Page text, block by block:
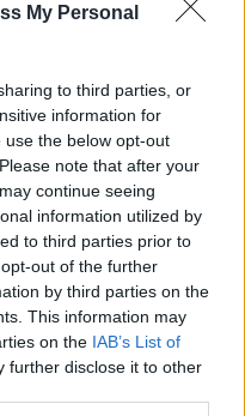
My Personal
to third parties, or
information for
the below opt-out
note that after your
continue seeing
information utilized by
to third parties prior to
out of the further
by third parties on the
This information may
on the IAB’s List of
further disclose it to other
περισσότερο!
που ξεχωρίζουν για
τους ποιότητα.
BRASS